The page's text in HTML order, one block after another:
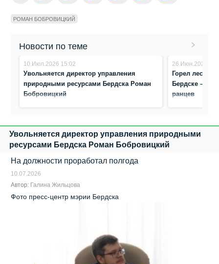
РОМАН БОБРОВИЦКИЙ
Новости по теме
10.Июл.2026 15:02
Увольняется директор управления
природными ресурсами Бердска Роман
Бобровицкий
26.Июн.2026
Горел лес за
Бердске –
ранцев
Увольняется директор управления природными
ресурсами Бердска Роман Бобровицкий
На должности проработал полгода
10.07.2026
Автор: Галина Жильцова
Фото пресс-центр мэрии Бердска